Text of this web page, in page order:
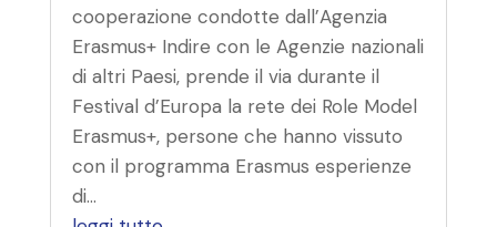
cooperazione condotte dall’Agenzia
Erasmus+ Indire con le Agenzie nazionali
di altri Paesi, prende il via durante il
Festival d’Europa la rete dei Role Model
Erasmus+, persone che hanno vissuto
con il programma Erasmus esperienze
di...